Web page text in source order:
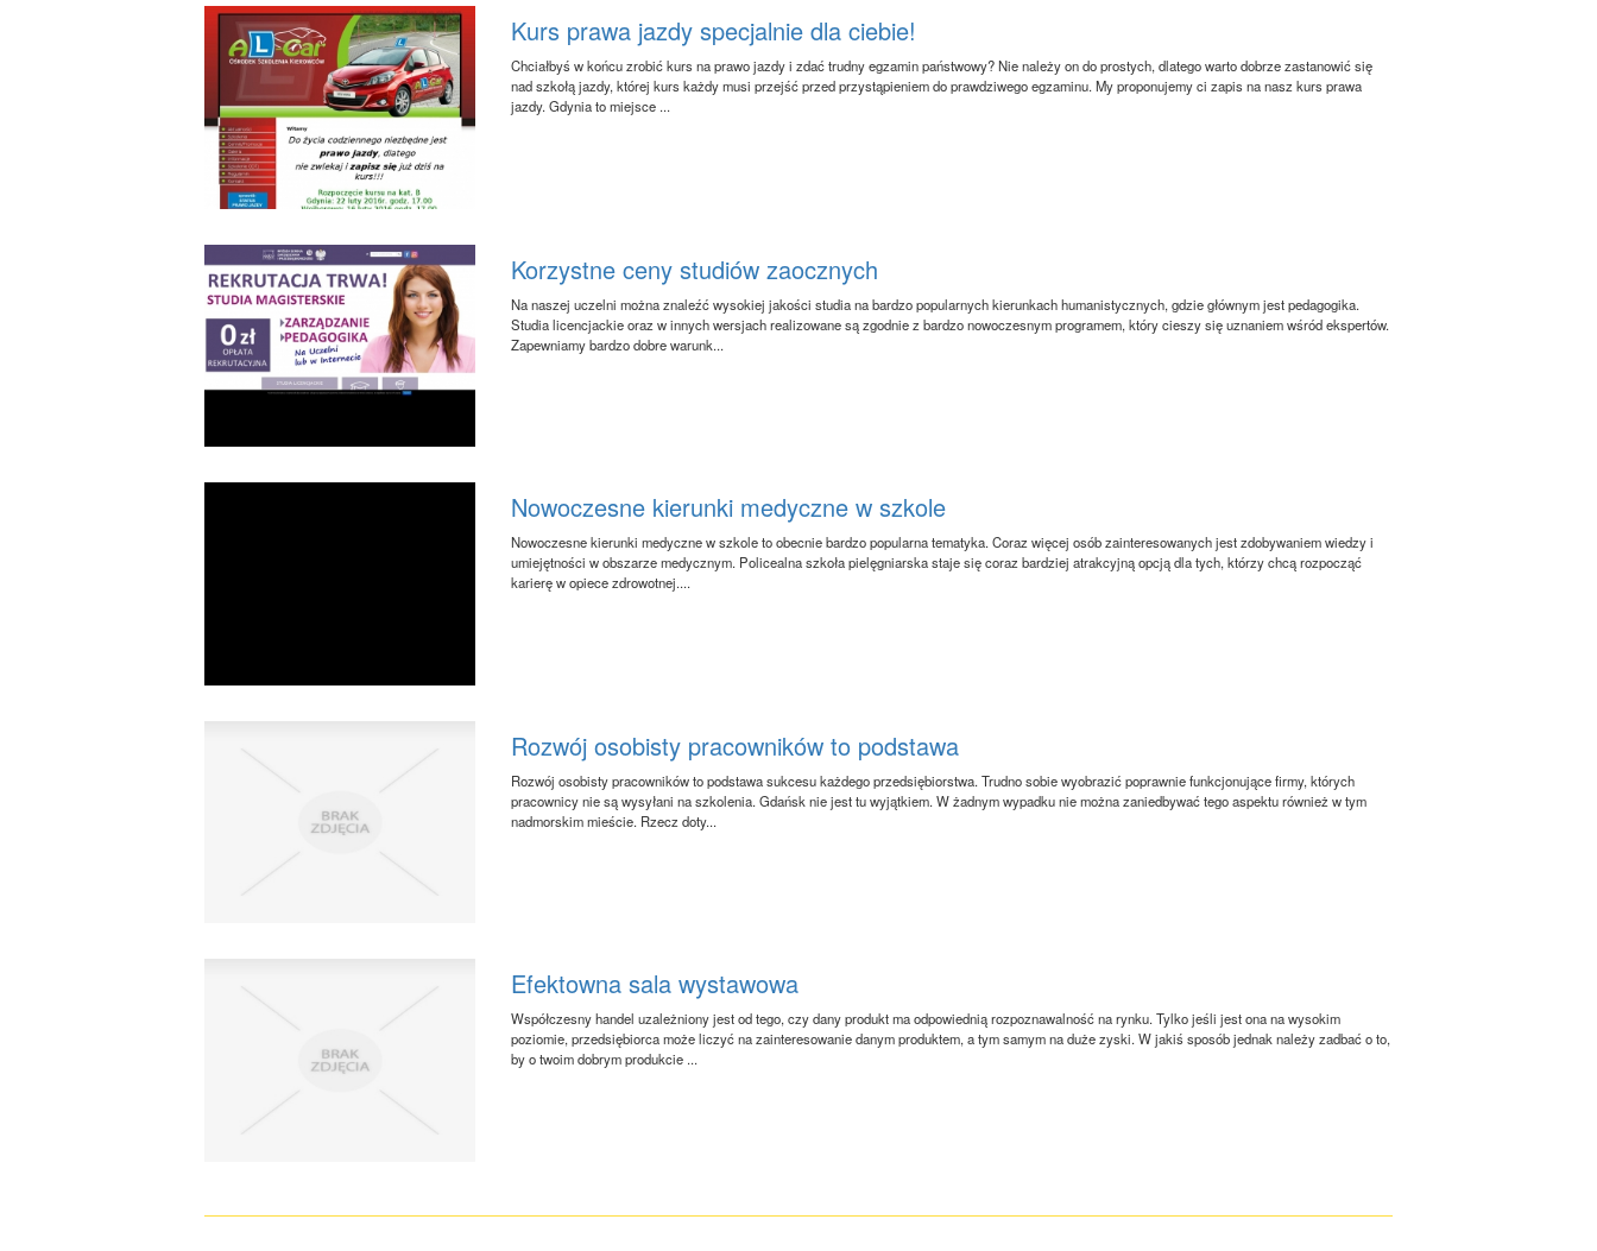
Kurs prawa jazdy specjalnie dla ciebie!
Chciałbyś w końcu zrobić kurs na prawo jazdy i zdać trudny egzamin państwowy? Nie należy on do prostych, dlatego warto dobrze zastanowić się
nad szkołą jazdy, której kurs każdy musi przejść przed przystąpieniem do prawdziwego egzaminu. My proponujemy ci zapis na nasz kurs prawa
jazdy. Gdynia to miejsce ...
Korzystne ceny studiów zaocznych
Na naszej uczelni można znaleźć wysokiej jakości studia na bardzo popularnych kierunkach humanistycznych, gdzie głównym jest pedagogika.
Studia licencjackie oraz w innych wersjach realizowane są zgodnie z bardzo nowoczesnym programem, który cieszy się uznaniem wśród ekspertów.
Zapewniamy bardzo dobre warunk...
Nowoczesne kierunki medyczne w szkole
Nowoczesne kierunki medyczne w szkole to obecnie bardzo popularna tematyka. Coraz więcej osób zainteresowanych jest zdobywaniem wiedzy i
umiejętności w obszarze medycznym. Policealna szkoła pielęgniarska staje się coraz bardziej atrakcyjną opcją dla tych, którzy chcą rozpocząć
karierę w opiece zdrowotnej....
Rozwój osobisty pracowników to podstawa
Rozwój osobisty pracowników to podstawa sukcesu każdego przedsiębiorstwa. Trudno sobie wyobrazić poprawnie funkcjonujące firmy, których
pracownicy nie są wysyłani na szkolenia. Gdańsk nie jest tu wyjątkiem. W żadnym wypadku nie można zaniedbywać tego aspektu również w tym
nadmorskim mieście. Rzecz doty...
Efektowna sala wystawowa
Współczesny handel uzależniony jest od tego, czy dany produkt ma odpowiednią rozpoznawalność na rynku. Tylko jeśli jest ona na wysokim
poziomie, przedsiębiorca może liczyć na zainteresowanie danym produktem, a tym samym na duże zyski. W jakiś sposób jednak należy zadbać o to,
by o twoim dobrym produkcie ...